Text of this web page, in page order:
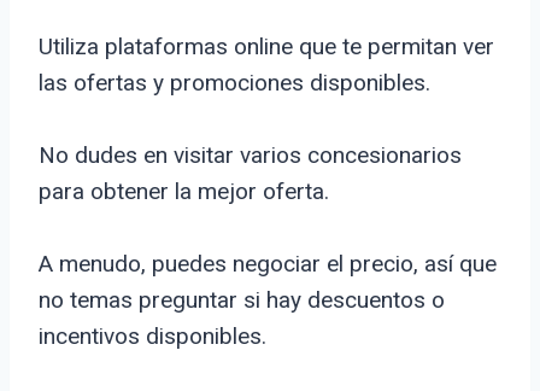
Utiliza plataformas online que te permitan ver
las ofertas y promociones disponibles.
No dudes en visitar varios concesionarios
para obtener la mejor oferta.
A menudo, puedes negociar el precio, así que
no temas preguntar si hay descuentos o
incentivos disponibles.